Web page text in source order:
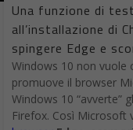
Una funzione di
all’installazione di
spingere Edge e
Windows 10 non vuole
promuove il browser
Windows 10 “avverte”
Firefox. Così Microsoft